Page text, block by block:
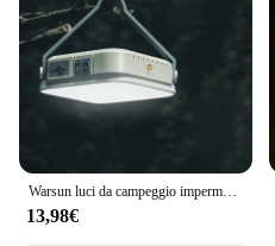
Warsun luci da campeggio impermeabili IPX6 SMD luci a sospensione per esterni ricaricabili luce di riempimento portatile illuminazione di manutenzione del lavoro
13,98€